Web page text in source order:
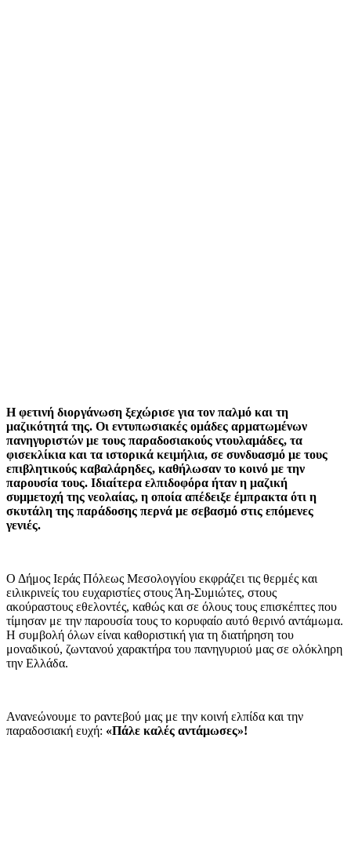
Η φετινή διοργάνωση ξεχώρισε για τον παλμό και τη
μαζικότητά της. Οι εντυπωσιακές ομάδες αρματωμένων
πανηγυριστών με τους παραδοσιακούς ντουλαμάδες, τα
φισεκλίκια και τα ιστορικά κειμήλια, σε συνδυασμό με τους
επιβλητικούς καβαλάρηδες, καθήλωσαν το κοινό με την
παρουσία τους. Ιδιαίτερα ελπιδοφόρα ήταν η μαζική
συμμετοχή της νεολαίας, η οποία απέδειξε έμπρακτα ότι η
σκυτάλη της παράδοσης περνά με σεβασμό στις επόμενες
γενιές.
Ο Δήμος Ιεράς Πόλεως Μεσολογγίου εκφράζει τις θερμές και
ειλικρινείς του ευχαριστίες στους Άη-Συμιώτες, στους
ακούραστους εθελοντές, καθώς και σε όλους τους επισκέπτες που
τίμησαν με την παρουσία τους το κορυφαίο αυτό θερινό αντάμωμα.
Η συμβολή όλων είναι καθοριστική για τη διατήρηση του
μοναδικού, ζωντανού χαρακτήρα του πανηγυριού μας σε ολόκληρη
την Ελλάδα.
Ανανεώνουμε το ραντεβού μας με την κοινή ελπίδα και την
παραδοσιακή ευχή: «Πάλε καλές αντάμωσες»!